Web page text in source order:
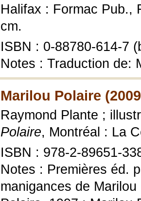
Halifax : Formac Pub.,
cm.
ISBN : 0-88780-614-7
Notes : Traduction de:
Marilou Polaire
Raymond Plante ;
Polaire, Montréal : La
ISBN : 978-2-89651-
Notes : Premières éd.
manigances de